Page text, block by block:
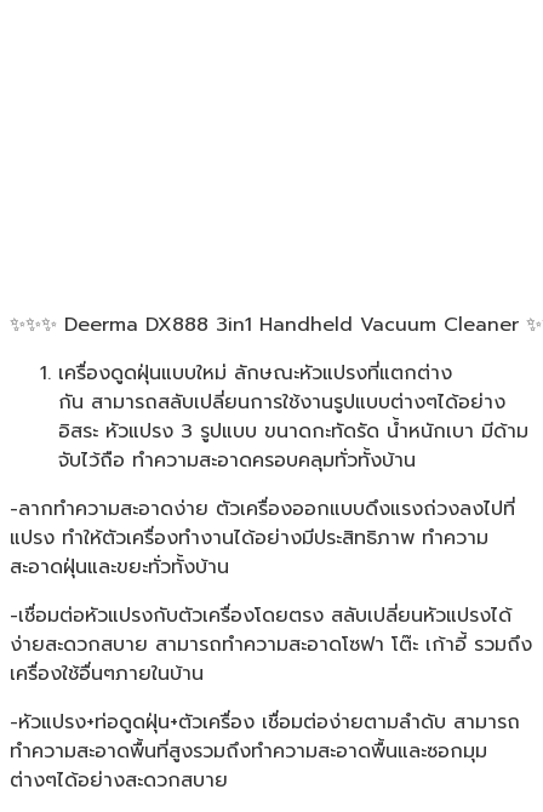
✨✨✨ Deerma DX888 3in1 Handheld Vacuum Cleaner
เครื่องดูดฝุ่นแบบใหม่ ลักษณะหัวแปรงที่แตกต่าง
กัน สามารถสลับเปลี่ยนการใช้งานรูปแบบต่างๆได้อย่าง
อิสระ หัวแปรง 3 รูปแบบ ขนาดกะทัดรัด น้ำหนักเบา มีด้าม
จับไว้ถือ ทำความสะอาดครอบคลุมทั่วทั้งบ้าน
-ลากทำความสะอาดง่าย ตัวเครื่องออกแบบดึงแรงถ่วงลงไปที่
แปรง ทำให้ตัวเครื่องทำงานได้อย่างมีประสิทธิภาพ ทำความ
สะอาดฝุ่นและขยะทั่วทั้งบ้าน
-เชื่อมต่อหัวแปรงกับตัวเครื่องโดยตรง สลับเปลี่ยนหัวแปรงได้
ง่ายสะดวกสบาย สามารถทำความสะอาดโซฟา โต๊ะ เก้าอี้ รวมถึง
เครื่องใช้อื่นๆภายในบ้าน
-หัวแปรง+ท่อดูดฝุ่น+ตัวเครื่อง เชื่อมต่อง่ายตามลำดับ สามารถ
ทำความสะอาดพื้นที่สูงรวมถึงทำความสะอาดพื้นและซอกมุม
ต่างๆได้อย่างสะดวกสบาย